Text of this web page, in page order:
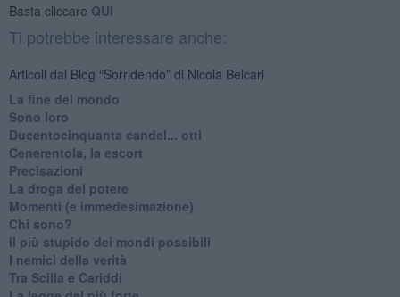
Basta cliccare QUI
Ti potrebbe interessare anche:
Articoli dal Blog “Sorridendo” di Nicola Belcari
La fine del mondo
Sono loro
Ducentocinquanta candel... otti
Cenerentola, la escort
Precisazioni
La droga del potere
Momenti (e immedesimazione)
Chi sono?
Il più stupido dei mondi possibili
I nemici della verità
Tra Scilla e Cariddi